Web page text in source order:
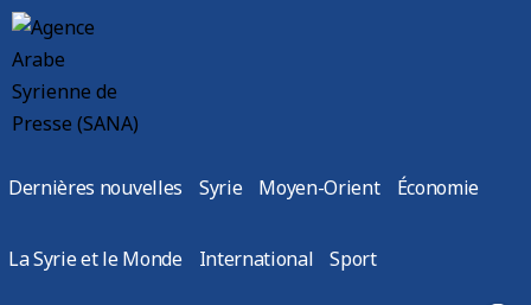
Dernières nouvelles Syrie Moyen-Orient Économie
La Syrie et le Monde International Sport